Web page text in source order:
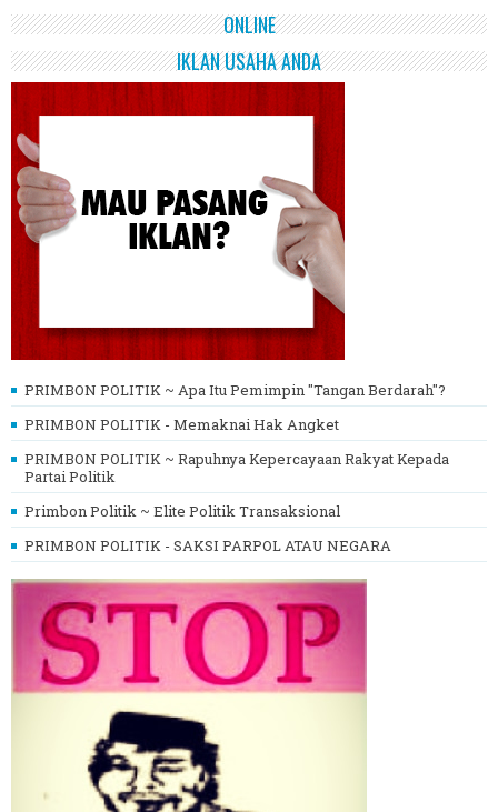
ONLINE
IKLAN USAHA ANDA
PRIMBON POLITIK ~ Apa Itu Pemimpin "Tangan Berdarah"?
PRIMBON POLITIK - Memaknai Hak Angket
PRIMBON POLITIK ~ Rapuhnya Kepercayaan Rakyat Kepada
Partai Politik
Primbon Politik ~ Elite Politik Transaksional
PRIMBON POLITIK - SAKSI PARPOL ATAU NEGARA